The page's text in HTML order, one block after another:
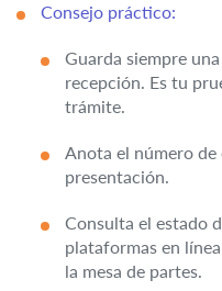
Consejo práctico:
Guarda siempre
recepción. Es tu
trámite.
Anota el número de
presentación.
Consulta el estado
plataformas en
la mesa de partes.